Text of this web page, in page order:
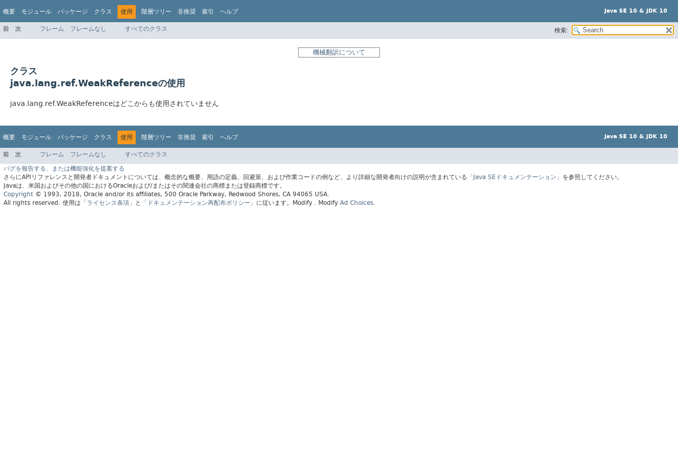
概要 モジュール パッケージ クラス 使用 階層ツリー 非推奨 索引 ヘルプ Java SE 10 & JDK 10
前 次 フレーム フレームなし すべてのクラス 検索:
機械翻訳について
クラス
java.lang.ref.WeakReferenceの使用
java.lang.ref.WeakReferenceはどこからも使用されていません
概要 モジュール パッケージ クラス 使用 階層ツリー 非推奨 索引 ヘルプ Java SE 10 & JDK 10
前 次 フレーム フレームなし
すべてのクラス
バグを報告する、または機能強化を提案する
さらにAPIリファレンスと開発者ドキュメントについては、概念的な概要、用語の定義、回避策、および作業コードの例など、より詳細な開発者向けの説明が含まれている 「Java SEドキュメンテーション」 を参照してください。
Javaは、米国およびその他の国におけるOracleおよび/またはその関連会社の商標または登録商標です。
Copyright © 1993, 2018, Oracle and/or its affiliates, 500 Oracle Parkway, Redwood Shores, CA 94065 USA.
All rights reserved. 使用は 「ライセンス条項」 と 「ドキュメンテーション再配布ポリシー」 に従います。 Modify . Modify Ad Choices